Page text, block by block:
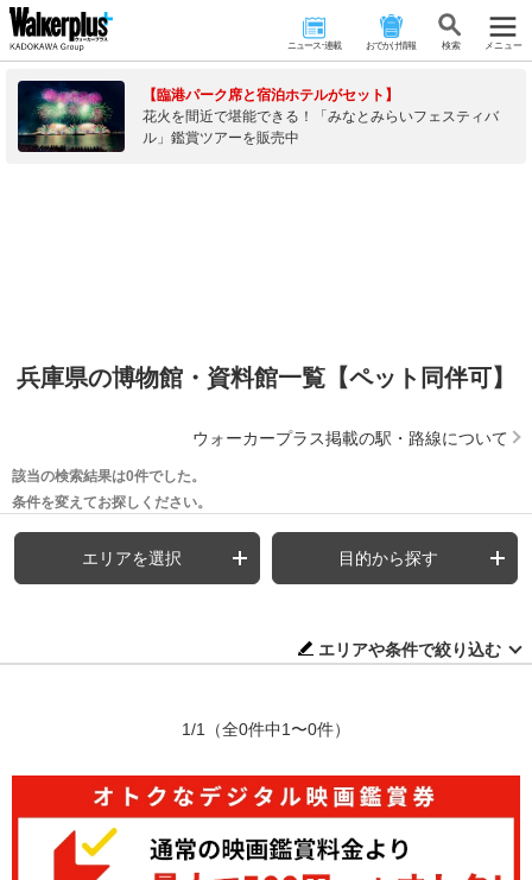
ニュース･連載 おでかけ情報 検 索 メニュー
【臨港パーク席と宿泊ホテルがセット】
花火を間近で堪能できる！「みなとみらいフェスティバ
ル」鑑賞ツアーを販売中
兵庫県の博物館・資料館一覧【ペット同伴可】
ウォーカープラス掲載の駅・路線について
該当の検索結果は0件でした。
条件を変えてお探しください。
エリアを選択 目的から探す
エリアや条件で絞り込む
1/1 （全0件中1〜0件）